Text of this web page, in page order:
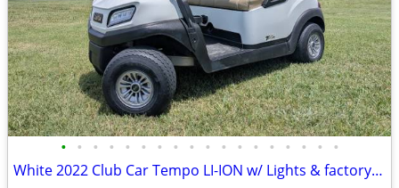
• • • • • • • • • • • • • • • • • •
White 2022 Club Car Tempo LI-ION w/ Lights & factory lithium